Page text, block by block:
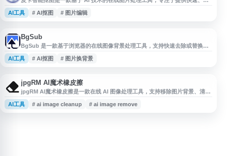
准的抠图服务。用户无需专业设计技能，只需上传图片即可自动识别并移除背
景，实现一键抠图。平台支持人像、商品、动物等多种主体类型的智能识别，
的图片可导出为透
AI工具 # AI抠图 # 图片编辑
BgSub
BgSub 是一款基于浏览器的在线图像背景处理工具，支持快速去除或替换图
片背景。该工具采用本地化处理技术，所有操作均在用户浏览器端完成，无需
上传图像至服务器，有效保护用户隐私和数据安全。用户只需上传图片，系统
效果更自然。Bg
AI工具 # AI抠图 # 图片换背景
jpgRM AI魔术橡皮擦
jpgRM AI魔术橡皮擦是一款在线 AI 图像处理工具，支持移除图片背景、清除
不需要的物体、水印或瑕疵，并自动补全背景区域。网站面向图片修复、AI
去除、背景处理和图像清理等场景，可用于电商图片、社交媒体素材、设计制
AI工具 # ai image cleanup # ai image remove